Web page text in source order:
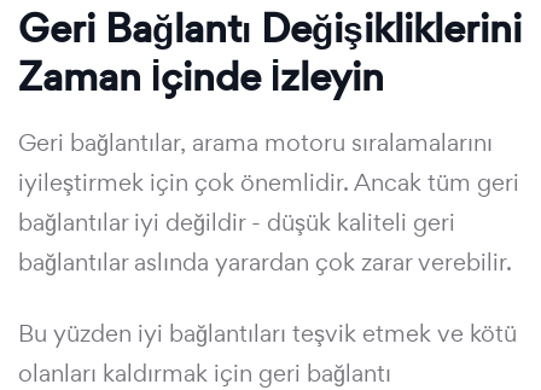
Geri Bağlantı Değişikliklerini
Zaman İçinde İzleyin
Geri bağlantılar, arama motoru sıralamalarını
iyileştirmek için çok önemlidir. Ancak tüm geri
bağlantılar iyi değildir - düşük kaliteli geri
bağlantılar aslında yarardan çok zarar verebilir.
Bu yüzden iyi bağlantıları teşvik etmek ve kötü
olanları kaldırmak için geri bağlantı